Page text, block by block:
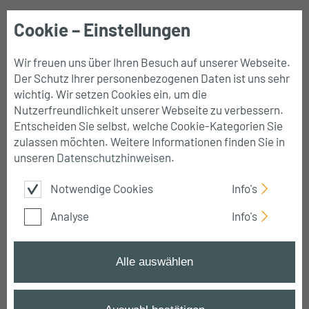
Navigation
Power BI Schulungen
in Frankfurt
Ihr Power BI-Experte in Frankfurt –
maßgeschneiderte Schulungen für alle Level
Startseite➔Power BI Schulungen➔Frankfurt
Cookie – Einstellungen
Wir freuen uns über Ihren Besuch auf unserer Webseite.
Der Schutz Ihrer personenbezogenen Daten ist uns sehr
wichtig. Wir setzen Cookies ein, um die
Nutzerfreundlichkeit unserer Webseite zu verbessern.
Entscheiden Sie selbst, welche Cookie-Kategorien Sie
zulassen möchten. Weitere Informationen finden Sie in
unseren Datenschutzhinweisen.
Notwendige Cookies
Info's
Analyse
Info's
Alle auswählen